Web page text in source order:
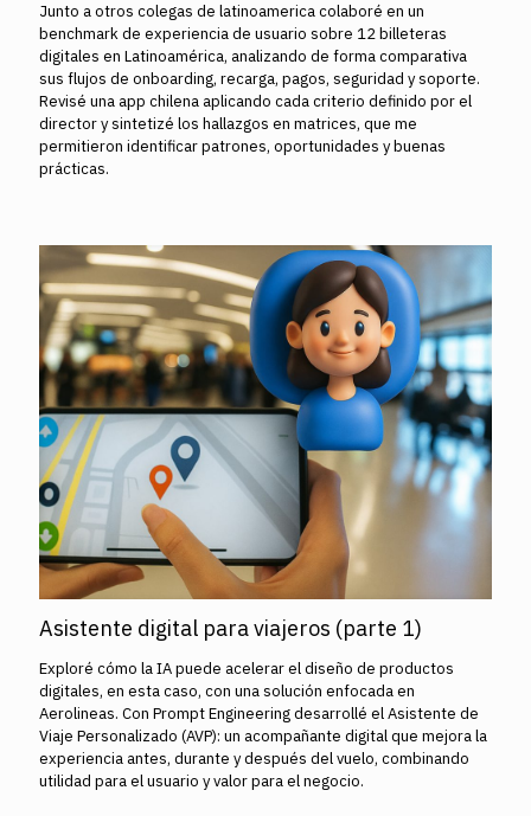
Junto a otros colegas de latinoamerica colaboré en un
benchmark de experiencia de usuario sobre 12 billeteras
digitales en Latinoamérica, analizando de forma comparativa
sus flujos de onboarding, recarga, pagos, seguridad y soporte.
Revisé una app chilena aplicando cada criterio definido por el
director y sintetizé los hallazgos en matrices, que me
permitieron identificar patrones, oportunidades y buenas
prácticas.
Asistente digital para viajeros (parte 1)
Exploré cómo la IA puede acelerar el diseño de productos
digitales, en esta caso, con una solución enfocada en
Aerolineas. Con Prompt Engineering desarrollé el Asistente de
Viaje Personalizado (AVP): un acompañante digital que mejora la
experiencia antes, durante y después del vuelo, combinando
utilidad para el usuario y valor para el negocio.